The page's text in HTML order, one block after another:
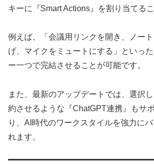
キーに『Smart Actions』を割り当てる
例えば、「会議用リンクを開き、ノー
げ、マイクをミュートにする」といっ
ー一つで完結させることが可能です。
また、最新のアップデートでは、選択
約させるような『ChatGPT連携』もサ
り、AI時代のワークスタイルを強力に
れます。